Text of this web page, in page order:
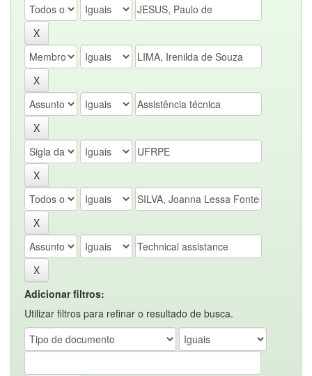
Adicionar filtros:
Utilizar filtros para refinar o resultado de busca.